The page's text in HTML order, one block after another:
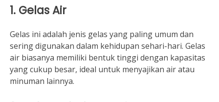
1. Gelas Air
Gelas ini adalah jenis gelas yang paling umum dan
sering digunakan dalam kehidupan sehari-hari. Gelas
air biasanya memiliki bentuk tinggi dengan kapasitas
yang cukup besar, ideal untuk menyajikan air atau
minuman lainnya.